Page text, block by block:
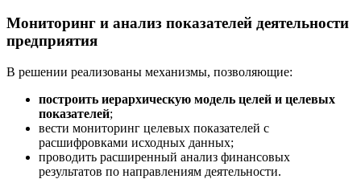
Мониторинг и анализ показателей деятельности
предприятия
В решении реализованы механизмы, позволяющие:
построить иерархическую модель целей и целевых
показателей;
вести мониторинг целевых показателей с
расшифровками исходных данных;
проводить расширенный анализ финансовых
результатов по направлениям деятельности.